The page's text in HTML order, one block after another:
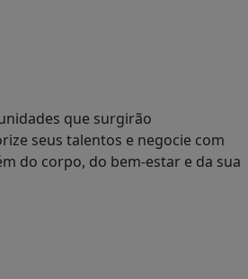
que surgirão
seus talentos e negocie com
do corpo, do bem-estar e da sua